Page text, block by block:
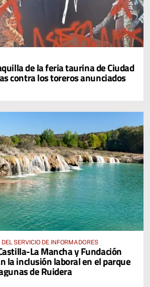
de la feria taurina de Ciudad
contra los toreros anunciados
SERVICIO DE INFORMADORES
La Mancha y Fundación
la inclusión laboral en el parque
de Ruidera